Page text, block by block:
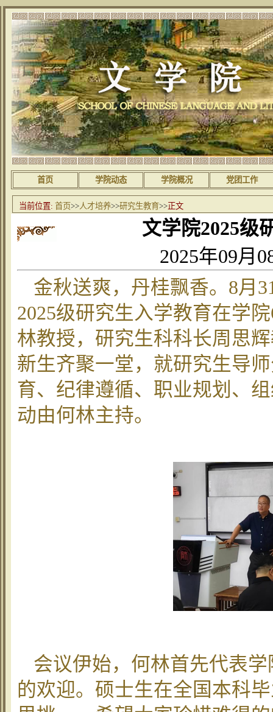
首页 学院动态 学院概况 党团工作
当前位置: 首页>>人才培养>>研究生教育>>正文
文学院2025级
2025年09月
金秋送爽，丹桂飘香。8月
2025级研究生入学教育在学
林教授，研究生科科长周思
新生齐聚一堂，就研究生导
育、纪律遵循、职业规划、
动由何林主持。
会议伊始，何林首先代表
的欢迎。硕士生在全国本科